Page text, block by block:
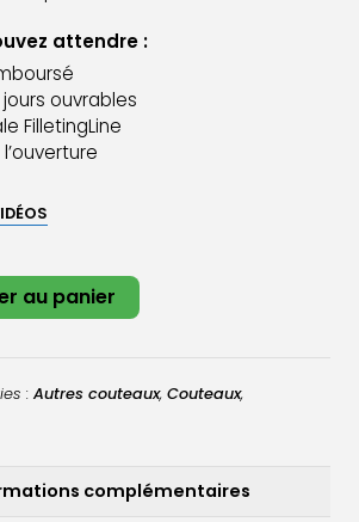
attendre :
jours ouvrables
FilletingLine
au panier
: Autres couteaux, Couteaux,
complémentaires